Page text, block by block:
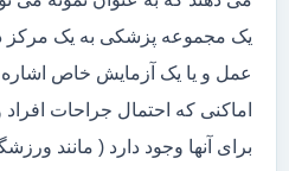
یک مجموعه پزشکی به یک مرکز
عمل و یا یک آزمایش خاص اشاره
اماکنی که احتمال جراحات افراد
برای آنها وجود دارد ( مانند